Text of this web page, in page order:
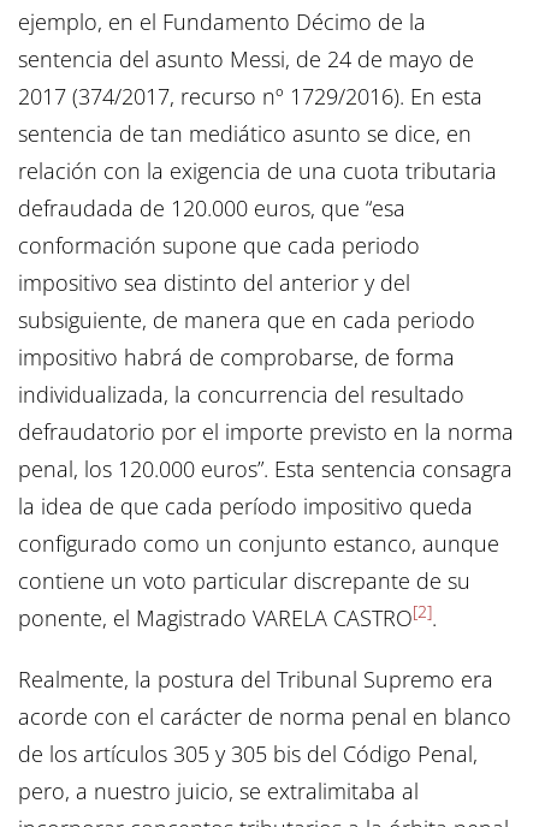
ejemplo, en el Fundamento Décimo de la
sentencia del asunto Messi, de 24 de mayo de
2017 (374/2017, recurso nº 1729/2016). En esta
sentencia de tan mediático asunto se dice, en
relación con la exigencia de una cuota tributaria
defraudada de 120.000 euros, que “esa
conformación supone que cada periodo
impositivo sea distinto del anterior y del
subsiguiente, de manera que en cada periodo
impositivo habrá de comprobarse, de forma
individualizada, la concurrencia del resultado
defraudatorio por el importe previsto en la norma
penal, los 120.000 euros”. Esta sentencia consagra
la idea de que cada período impositivo queda
configurado como un conjunto estanco, aunque
contiene un voto particular discrepante de su
ponente, el Magistrado VARELA CASTRO[2].
Realmente, la postura del Tribunal Supremo era
acorde con el carácter de norma penal en blanco
de los artículos 305 y 305 bis del Código Penal,
pero, a nuestro juicio, se extralimitaba al